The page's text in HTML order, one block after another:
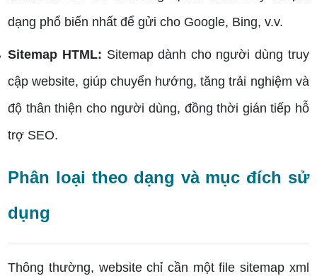
dạng phổ biến nhất để gửi cho Google, Bing, v.v.
Sitemap HTML: Sitemap dành cho người dùng truy
cập website, giúp chuyển hướng, tăng trải nghiệm và
độ thân thiện cho người dùng, đồng thời gián tiếp hỗ
trợ SEO.
Phân loại theo dạng và mục đích sử
dụng
Thông thường, website chỉ cần một file sitemap xml